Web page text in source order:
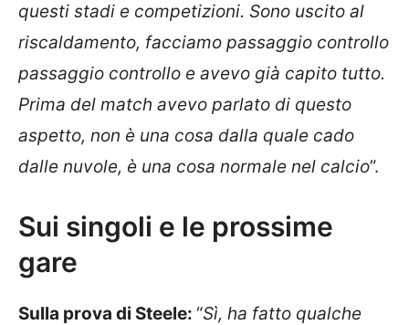
questi stadi e competizioni. Sono uscito al
riscaldamento, facciamo passaggio controllo
passaggio controllo e avevo già capito tutto.
Prima del match avevo parlato di questo
aspetto, non è una cosa dalla quale cado
dalle nuvole, è una cosa normale nel calcio”.
Sui singoli e le prossime
gare
Sulla prova di Steele: “Sì, ha fatto qualche